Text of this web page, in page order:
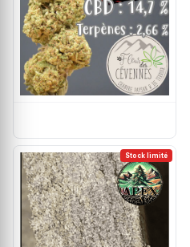
Stock limité